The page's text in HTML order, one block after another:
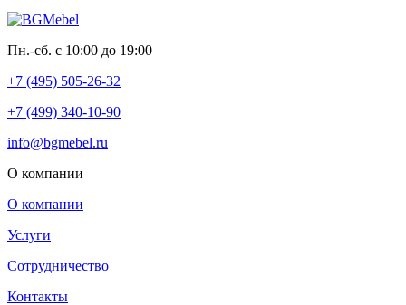
Пн.-сб. с 10:00 до 19:00
+7 (495) 505-26-32
+7 (499) 340-10-90
info@bgmebel.ru
О компании
О компании
Услуги
Сотрудничество
Контакты